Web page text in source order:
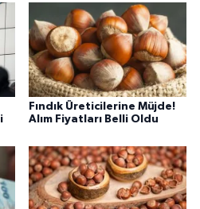
Fındık Üreticilerine Müjde!
Alım Fiyatları Belli Oldu